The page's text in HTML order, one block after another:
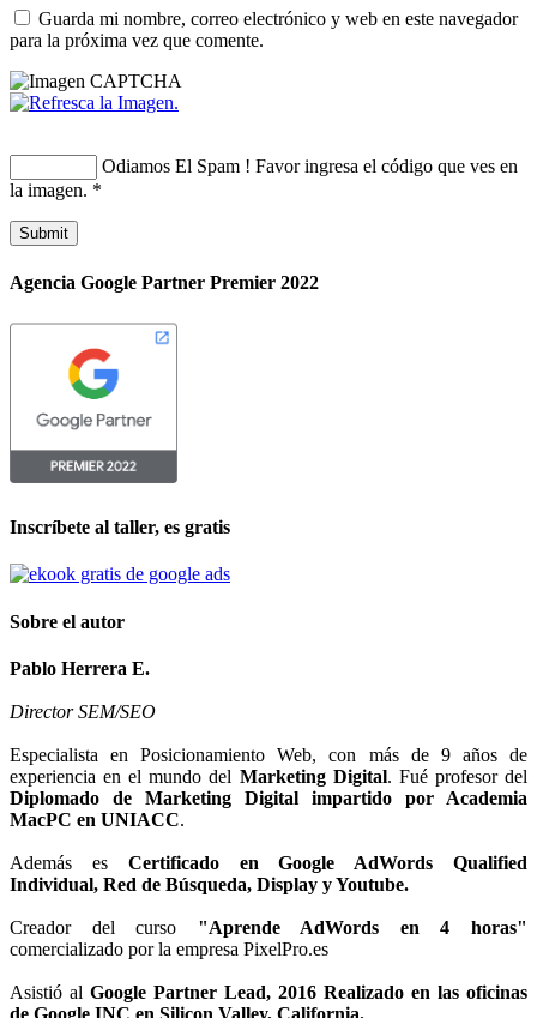
Guarda mi nombre, correo electrónico y web en este navegador
para la próxima vez que comente.
Odiamos El Spam ! Favor ingresa el código que ves en
la imagen. *
Agencia Google Partner Premier 2022
Inscríbete al taller, es gratis
Sobre el autor
Pablo Herrera E.
Director SEM/SEO
Especialista en Posicionamiento Web, con más de 9 años de
experiencia en el mundo del Marketing Digital. Fué profesor del
Diplomado de Marketing Digital impartido por Academia
MacPC en UNIACC.
Además es Certificado en Google AdWords Qualified
Individual, Red de Búsqueda, Display y Youtube.
Creador del curso "Aprende AdWords en 4 horas"
comercializado por la empresa PixelPro.es
Asistió al Google Partner Lead, 2016 Realizado en las oficinas
de Google INC en Silicon Valley, California.